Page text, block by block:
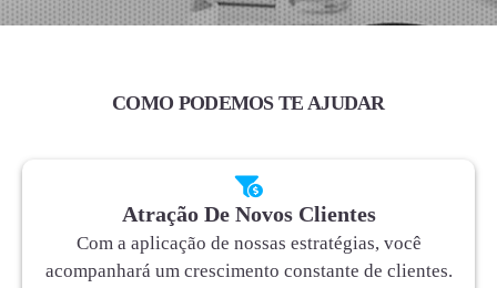
COMO PODEMOS TE AJUDAR
Atração De Novos Clientes
Com a aplicação de nossas estratégias, você
acompanhará um crescimento constante de clientes.